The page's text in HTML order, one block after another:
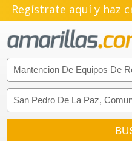
Regístrate aquí y haz